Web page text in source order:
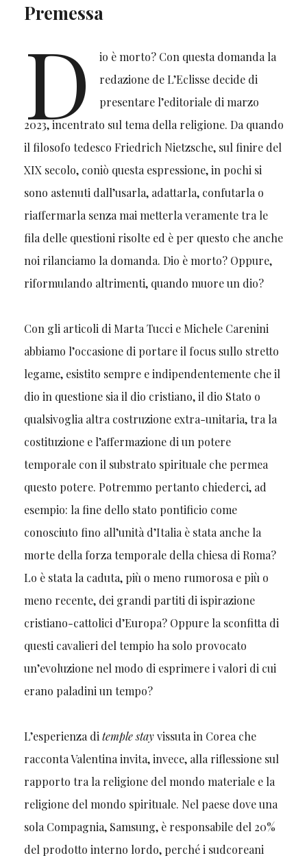
Premessa
D
io è morto? Con questa domanda la
redazione de L’Eclisse decide di
presentare l’editoriale di marzo
2023, incentrato sul tema della religione. Da quando
il filosofo tedesco Friedrich Nietzsche, sul finire del
XIX secolo, coniò questa espressione, in pochi si
sono astenuti dall’usarla, adattarla, confutarla o
riaffermarla senza mai metterla veramente tra le
fila delle questioni risolte ed è per questo che anche
noi rilanciamo la domanda. Dio è morto? Oppure,
riformulando altrimenti, quando muore un dio?
Con gli articoli di Marta Tucci e Michele Carenini
abbiamo l’occasione di portare il focus sullo stretto
legame, esistito sempre e indipendentemente che il
dio in questione sia il dio cristiano, il dio Stato o
qualsivoglia altra costruzione extra-unitaria, tra la
costituzione e l’affermazione di un potere
temporale con il substrato spirituale che permea
questo potere. Potremmo pertanto chiederci, ad
esempio: la fine dello stato pontificio come
conosciuto fino all’unità d’Italia è stata anche la
morte della forza temporale della chiesa di Roma?
Lo è stata la caduta, più o meno rumorosa e più o
meno recente, dei grandi partiti di ispirazione
cristiano-cattolici d’Europa? Oppure la sconfitta di
questi cavalieri del tempio ha solo provocato
un’evoluzione nel modo di esprimere i valori di cui
erano paladini un tempo?
L’esperienza ditemple stayvissuta in Corea che
racconta Valentina invita, invece, alla riflessione sul
rapporto tra la religione del mondo materiale e la
religione del mondo spirituale. Nel paese dove una
sola Compagnia, Samsung, è responsabile del 20%
del prodotto interno lordo, perché i sudcoreani